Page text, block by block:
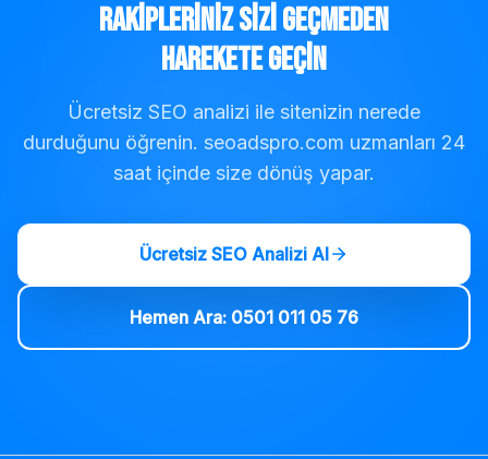
Rakipleriniz Sizi Geçmeden
Harekete Geçin
Ücretsiz SEO analizi ile sitenizin nerede
durduğunu öğrenin. seoadspro.com uzmanları 24
saat içinde size dönüş yapar.
Ücretsiz SEO Analizi Al
Hemen Ara: 0501 011 05 76